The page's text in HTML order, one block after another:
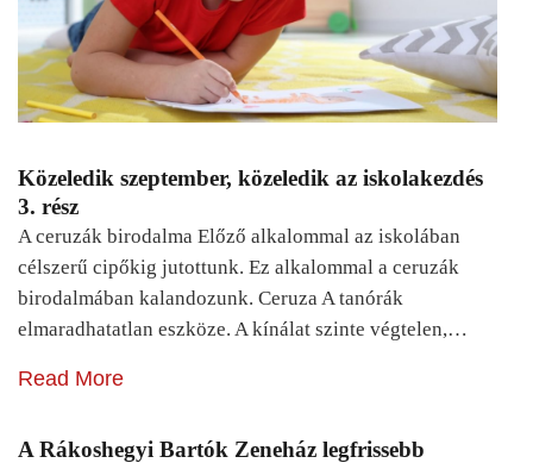
Közeledik szeptember, közeledik az iskolakezdés
3. rész
A ceruzák birodalma Előző alkalommal az iskolában
célszerű cipőkig jutottunk. Ez alkalommal a ceruzák
birodalmában kalandozunk. Ceruza A tanórák
elmaradhatatlan eszköze. A kínálat szinte végtelen,…
Read More
A Rákoshegyi Bartók Zeneház legfrissebb